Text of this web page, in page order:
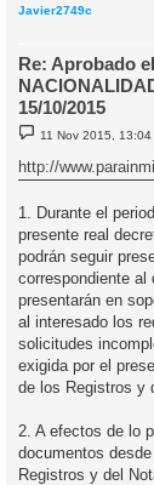
Javier2749c
Re: Aprobado
15/10/2015
M
e
s
e
11 Nov 2015, 13:04
http://
1. Durante el
presente real
podrán seguir
correspondiente
presentarán en
al interesado los
solicitudes
exigida por el
de los Registros y
2. A efectos de lo
documentos
Registros y del